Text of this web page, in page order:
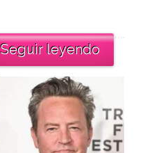
Seguir leyendo